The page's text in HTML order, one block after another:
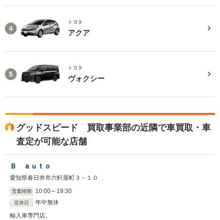
4
トヨタ
アクア
5
トヨタ
ヴォクシー
グッドスピード 買取事業部の近隣で車買取・車
査定が可能な店舗
Ｂ ａｕｔｏ
愛知県春日井市六軒屋町３－１０
営業時間 10:00～ 19:30
定休日
年中無休
輸入車専門店。